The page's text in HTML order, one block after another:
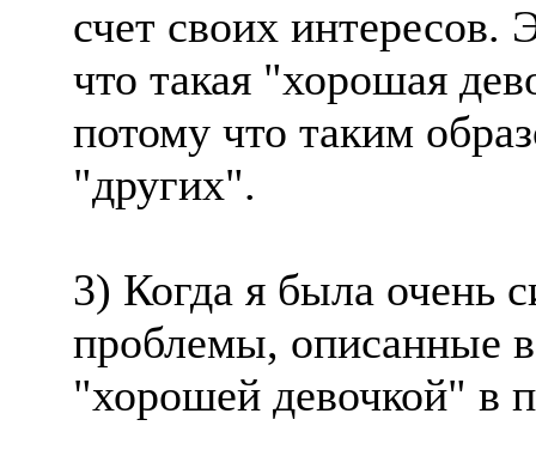
счет своих интересов.
что такая "хорошая
потому что таким
"других".
3) Когда я была очень
проблемы, описанные
"хорошей девочкой" в